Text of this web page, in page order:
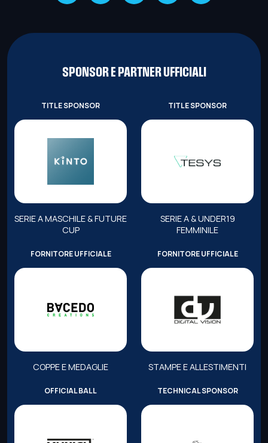
SPONSOR E PARTNER UFFICIALI
TITLE SPONSOR
SERIE A MASCHILE & FUTURE
CUP
TITLE SPONSOR
SERIE A & UNDER19
FEMMINILE
FORNITORE UFFICIALE
COPPE E MEDAGLIE
FORNITORE UFFICIALE
STAMPE E ALLESTIMENTI
OFFICIAL BALL TECHNICAL SPONSOR